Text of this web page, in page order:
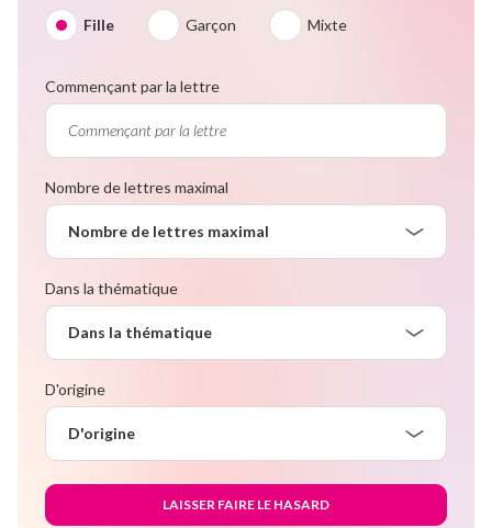
Fille Garçon Mixte
Commençant par la lettre
Nombre de lettres maximal
Nombre de lettres maximal
Dans la thématique
Dans la thématique
D'origine
D'origine